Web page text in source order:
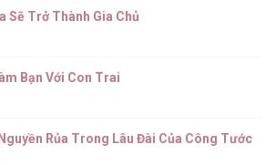
Sẽ Trở Thành Gia Chủ
Bạn Với Con Trai
Rủa Trong Lâu Đài Của Công Tước